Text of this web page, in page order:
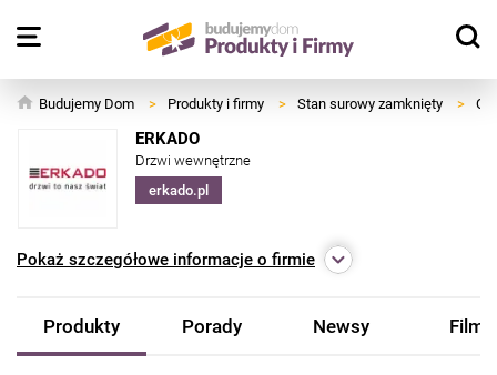
Budujemy Dom > Produkty i firmy > Stan surowy zamknięty >
ERKADO
Drzwi wewnętrzne
erkado.pl
Pokaż szczegółowe informacje o firmie
Produkty Porady Newsy Filmy